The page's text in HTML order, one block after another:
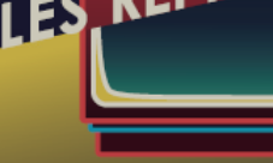
ARTISTES
INSTAGRAM